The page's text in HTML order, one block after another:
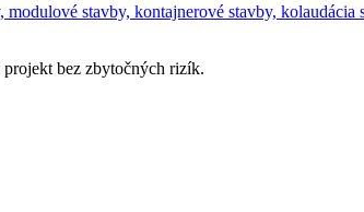
stavby, kontajnerové stavby,
bez zbytočných rizík.